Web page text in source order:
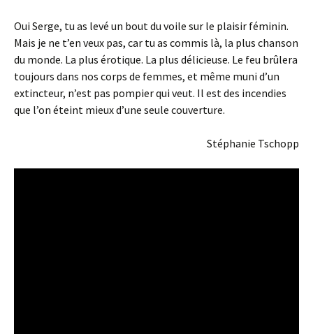
Oui Serge, tu as levé un bout du voile sur le plaisir féminin.
Mais je ne t’en veux pas, car tu as commis là, la plus chanson
du monde. La plus érotique. La plus délicieuse. Le feu brûlera
toujours dans nos corps de femmes, et même muni d’un
extincteur, n’est pas pompier qui veut. Il est des incendies
que l’on éteint mieux d’une seule couverture.
Stéphanie Tschopp